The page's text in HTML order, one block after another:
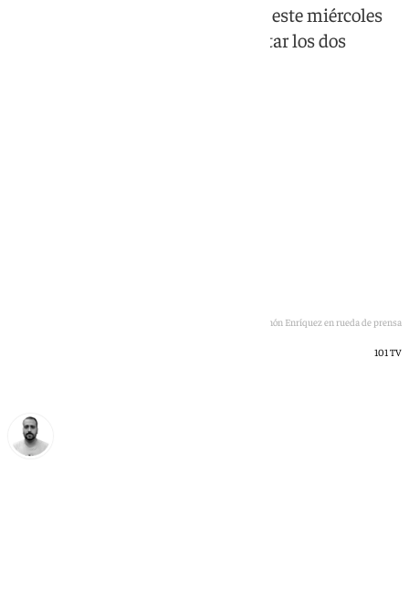
El jugador del Málaga ha hablado este miércoles
en rueda de prensa antes de afrontar los dos
Ramón Enríquez en rueda de prensa
101 TV